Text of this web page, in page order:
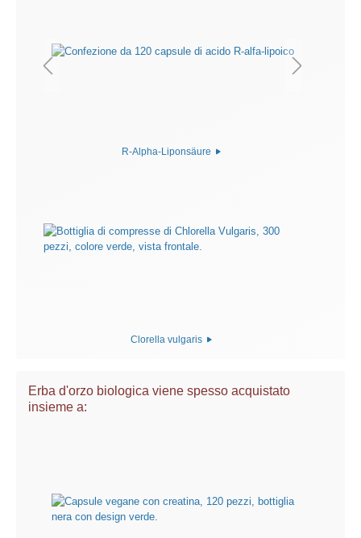
R-Alpha-Liponsäure
Clorella vulgaris
Erba d'orzo biologica viene spesso acquistato
insieme a: